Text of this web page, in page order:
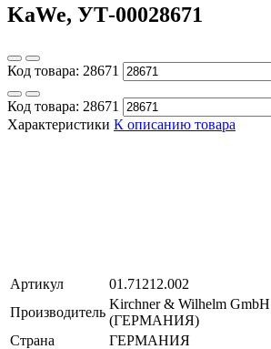
KaWe, УТ-00028671
Код товара: 28671
Код товара: 28671
Характеристики К описанию товара
Артикул
01.71212.002
Производитель
Kirchner & Wilhelm
(ГЕРМАНИЯ)
Страна
ГЕРМАНИЯ